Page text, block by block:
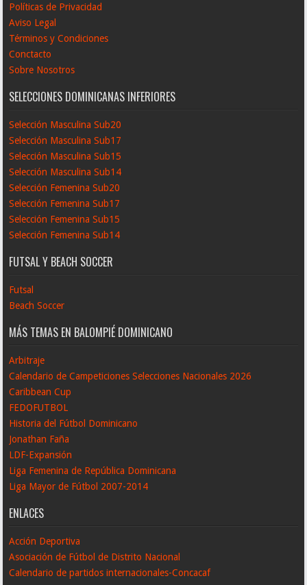
Políticas de Privacidad
Aviso Legal
Términos y Condiciones
Conctacto
Sobre Nosotros
SELECCIONES DOMINICANAS INFERIORES
Selección Masculina Sub20
Selección Masculina Sub17
Selección Masculina Sub15
Selección Masculina Sub14
Selección Femenina Sub20
Selección Femenina Sub17
Selección Femenina Sub15
Selección Femenina Sub14
FUTSAL Y BEACH SOCCER
Futsal
Beach Soccer
MÁS TEMAS EN BALOMPIÉ DOMINICANO
Arbitraje
Calendario de Campeticiones Selecciones Nacionales 2026
Caribbean Cup
FEDOFUTBOL
Historia del Fútbol Dominicano
Jonathan Faña
LDF-Expansión
Liga Femenina de República Dominicana
Liga Mayor de Fútbol 2007-2014
ENLACES
Acción Deportiva
Asociación de Fútbol de Distrito Nacional
Calendario de partidos internacionales-Concacaf